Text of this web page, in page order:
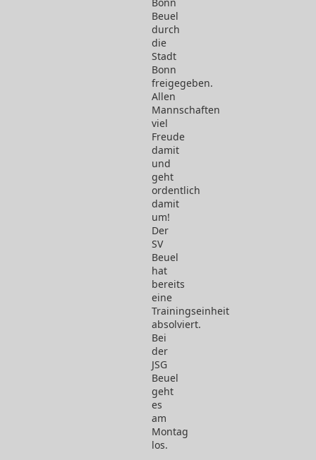
Beuel
durch
die
Stadt
Bonn
freigegeben.
Allen
Mannschaften
viel
Freude
damit
und
geht
ordentlich
damit
um!
Der
SV
Beuel
hat
bereits
eine
Trainingseinheit
absolviert.
Bei
der
JSG
Beuel
geht
es
am
Montag
los.